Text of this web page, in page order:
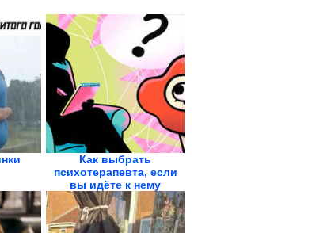
Как выбрать
психотерапевта, если
вы идёте к нему
впервые